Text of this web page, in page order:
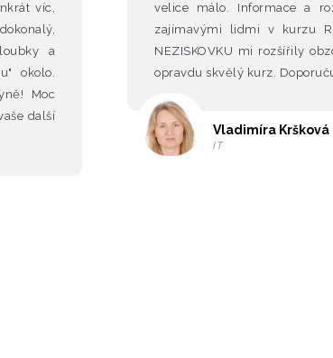
víc,
a
okolo.
Moc
další
velice málo. Informace a
zajímavými lidmi v kurzu
NEZISKOVKU mi rozšířily
opravdu skvělý kurz.
Vladimíra Kršková
IT